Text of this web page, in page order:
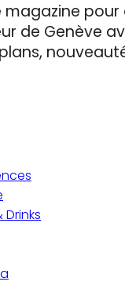
magazine pour
de Genève
Drinks